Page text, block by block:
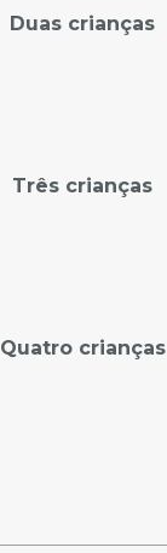
Duas crianças
Três crianças
Quatro crianças